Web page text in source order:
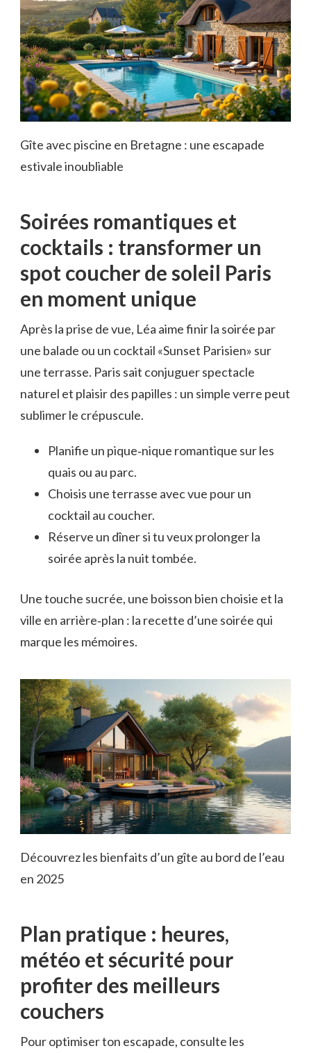
Gîte avec piscine en Bretagne : une escapade
estivale inoubliable
Soirées romantiques et
cocktails : transformer un
spot coucher de soleil Paris
en moment unique
Après la prise de vue, Léa aime finir la soirée par
une balade ou un cocktail «Sunset Parisien» sur
une terrasse. Paris sait conjuguer spectacle
naturel et plaisir des papilles : un simple verre peut
sublimer le crépuscule.
Planifie un pique‑nique romantique sur les
quais ou au parc.
Choisis une terrasse avec vue pour un
cocktail au coucher.
Réserve un dîner si tu veux prolonger la
soirée après la nuit tombée.
Une touche sucrée, une boisson bien choisie et la
ville en arrière‑plan : la recette d’une soirée qui
marque les mémoires.
Découvrez les bienfaits d’un gîte au bord de l’eau
en 2025
Plan pratique : heures,
météo et sécurité pour
profiter des meilleurs
couchers
Pour optimiser ton escapade, consulte les